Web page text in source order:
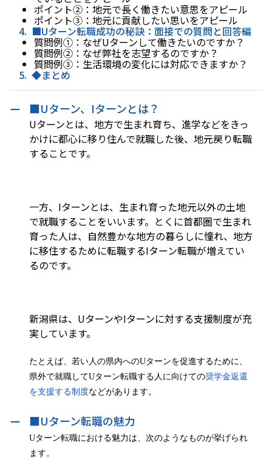
ポイント②：地元で長く働きたい意思をアピール
ポイント③：地元に貢献したい思いをアピール
■Uターン転職成功の秘訣：面接での質問と回答編
質問例①：なぜUターンして働きたいのですか？
質問例②：なぜ弊社を志望するのですか？
質問例③：生活環境の変化には対応できますか？
◆まとめ
■Uターン、Iターンとは？
Uターンとは、地方で生まれ育ち、進学などをきっ
かけに都心に移り住んで就職した後、地元戻り転職
することです。
一方、Iターンとは、生まれ育った地元以外の土地
で就職することをいいます。とくに首都圏で生まれ
育った人は、自然豊かな地方の暮らしに憧れ、地方
に移住するために転職するIターン転職が増えてい
るのです。
新潟県は、UターンやIターンに対する支援制度が充
実しています。
たとえば、若い人の県内へのUターンを促進するために、
県外で就職してUターン転職する人に向けての奨学金返還
を支援する制度などがあります。
■Uターン転職の魅力
Uターン転職における魅力は、次のようなものが挙げられ
ます。